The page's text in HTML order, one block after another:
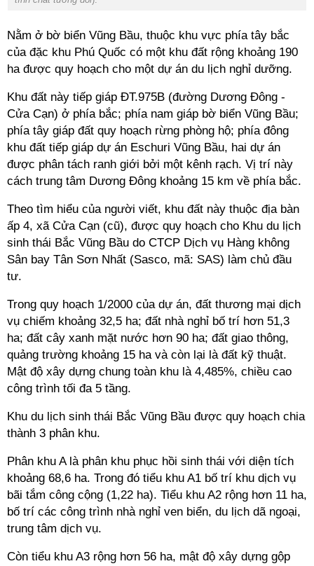
Nằm ở bờ biển Vũng Bầu, thuộc khu vực phía tây bắc
của đặc khu Phú Quốc có một khu đất rộng khoảng 190
ha được quy hoạch cho một dự án du lịch nghỉ dưỡng.
Khu đất này tiếp giáp ĐT.975B (đường Dương Đông -
Cửa Cạn) ở phía bắc; phía nam giáp bờ biển Vũng Bầu;
phía tây giáp đất quy hoạch rừng phòng hộ; phía đông
khu đất tiếp giáp dự án Eschuri Vũng Bầu, hai dự án
được phân tách ranh giới bởi một kênh rạch. Vị trí này
cách trung tâm Dương Đông khoảng 15 km về phía bắc.
Theo tìm hiểu của người viết, khu đất này thuộc địa bàn
ấp 4, xã Cửa Cạn (cũ), được quy hoạch cho Khu du lịch
sinh thái Bắc Vũng Bầu do CTCP Dịch vụ Hàng không
Sân bay Tân Sơn Nhất (Sasco, mã: SAS) làm chủ đầu
tư.
Trong quy hoạch 1/2000 của dự án, đất thương mại dịch
vụ chiếm khoảng 32,5 ha; đất nhà nghỉ bố trí hơn 51,3
ha; đất cây xanh mặt nước hơn 90 ha; đất giao thông,
quảng trường khoảng 15 ha và còn lại là đất kỹ thuật.
Mật độ xây dựng chung toàn khu là 4,485%, chiều cao
công trình tối đa 5 tầng.
Khu du lịch sinh thái Bắc Vũng Bầu được quy hoạch chia
thành 3 phân khu.
Phân khu A là phân khu phục hồi sinh thái với diện tích
khoảng 68,6 ha. Trong đó tiểu khu A1 bố trí khu dịch vụ
bãi tắm công cộng (1,22 ha). Tiểu khu A2 rộng hơn 11 ha,
bố trí các công trình nhà nghỉ ven biển, du lịch dã ngoại,
trung tâm dịch vụ.
Còn tiểu khu A3 rộng hơn 56 ha, mật độ xây dựng gộp